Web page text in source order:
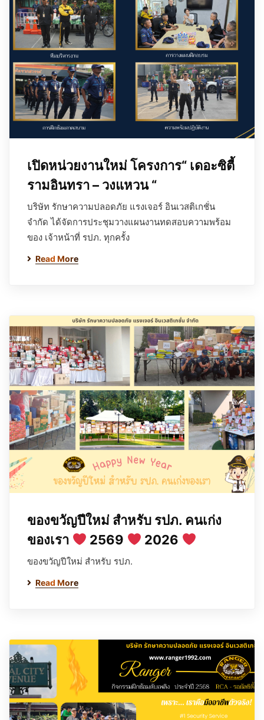
เปิดหน่วยงานใหม่ โครงการ“ เดอะซิตี้
รามอินทรา – วงแหวน “
บริษัท รักษาความปลอดภัย แรงเจอร์ อินเวสติเกชั่น
จำกัด ได้จัดการประชุมวางแผนงานทดสอบความพร้อม
ของ เจ้าหน้าที่ รปภ. ทุกครั้ง
Read More
ของขวัญปีใหม่ สำหรับ รปภ. คนเก่ง
ของเรา
2569 2026
ของขวัญปีใหม่ สำหรับ รปภ.
Read More